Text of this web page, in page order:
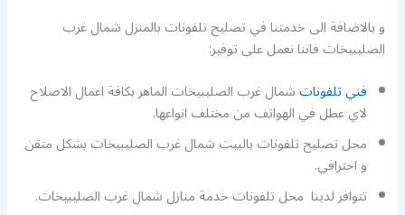
و بالاضافة الى خدمتنا في تصليح تلفونات بالمنزل شمال غرب
الصليبيخات فاننا نعمل على توفير:
فني تلفوناتشمال غرب الصليبيخات الماهر بكافة اعمال الاصلاح
لاي عطل في الهواتف من مختلف انواعها.
محل تصليح تلفونات بالبيت شمال غرب الصليبيخات بشكل متقن
و احترافي.
تتوافر لدينا محل تلفونات خدمة منازل شمال غرب الصليبيخات.